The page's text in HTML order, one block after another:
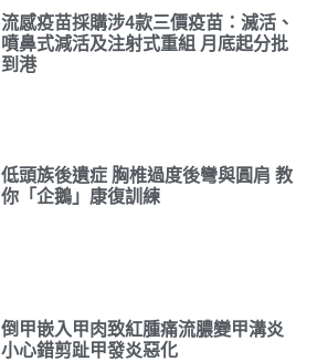
流感疫苗採購涉4款三價疫苗：滅活、
噴鼻式減活及注射式重組 月底起分批
到港
低頭族後遺症 胸椎過度後彎與圓肩 教
你「企鵝」康復訓練
倒甲嵌入甲肉致紅腫痛流膿變甲溝炎
小心錯剪趾甲發炎惡化